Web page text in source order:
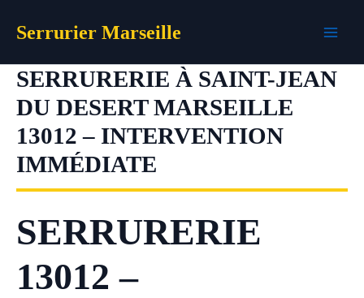
Serrurier Marseille
SERRURERIE À SAINT-JEAN
DU DESERT MARSEILLE
13012 – INTERVENTION
IMMÉDIATE
SERRURERIE
13012 –